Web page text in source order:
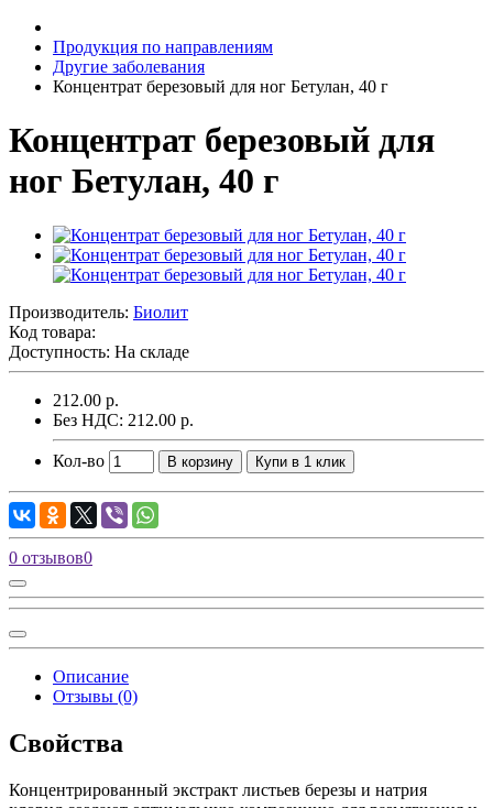
Продукция по направлениям
Другие заболевания
Концентрат березовый для ног Бетулан, 40 г
Концентрат березовый для
ног Бетулан, 40 г
Производитель: Биолит
Код товара:
Доступность: На складе
212.00 р.
Без НДС: 212.00 р.
Кол-во В корзину Купи в 1 клик
0 отзывов0
Описание
Отзывы (0)
Свойства
Концентрированный экстракт листьев березы и натрия